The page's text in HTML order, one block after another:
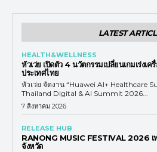
LATEST
HEALTH&WELLNESS
หัวเว่ย เปิดตัว 4 นวัตกรรมเปลี่ยนเกมเร่งเ
ประเทศไทย
หัวเว่ย จัดงาน “Huawei AI+ Healthcare
Thailand Digital & AI Summit 2026...
7 สิงหาคม 2026
RELEASE HUB
RANONG MUSIC FESTIVAL 2026
จังหวัด